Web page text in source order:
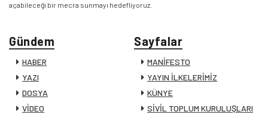
açabileceği bir mecra sunmayı hedefliyoruz.
Gündem
HABER
YAZI
DOSYA
VİDEO
Sayfalar
MANİFESTO
YAYIN İLKELERİMİZ
KÜNYE
SİVİL TOPLUM KURULUŞLARI